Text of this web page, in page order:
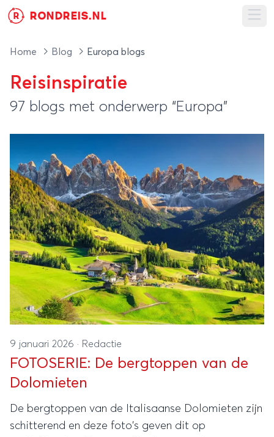
R RONDREIS.NL
Home Blog Europa blogs
Reisinspiratie
97 blogs met onderwerp “Europa”
9 januari 2026 · Redactie
FOTOSERIE: De bergtoppen van de
Dolomieten
De bergtoppen van de Italisaanse Dolomieten zijn
schitterend en deze foto's geven dit op